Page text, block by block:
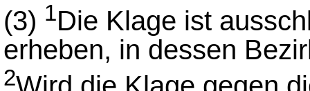
(3) 1Die Klage ist
erheben, in dessen
2